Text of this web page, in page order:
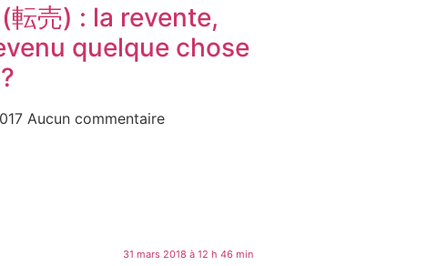
転売) : la revente,
quelque chose
Aucun commentaire
31 mars 2018 à 12 h 46 min